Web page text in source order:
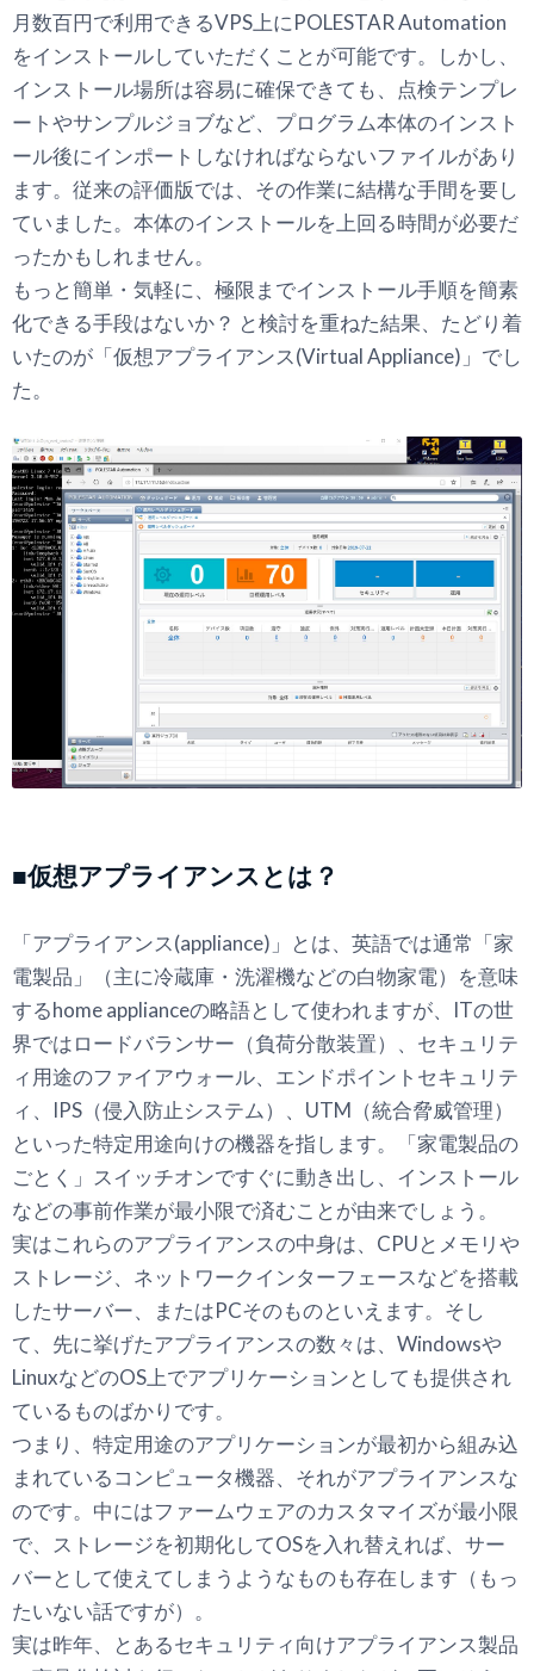
月数百円で利用できるVPS上にPOLESTAR Automation
をインストールしていただくことが可能です。しかし、
インストール場所は容易に確保できても、点検テンプレ
ートやサンプルジョブなど、プログラム本体のインスト
ール後にインポートしなければならないファイルがあり
ます。従来の評価版では、その作業に結構な手間を要し
ていました。本体のインストールを上回る時間が必要だ
ったかもしれません。
もっと簡単・気軽に、極限までインストール手順を簡素
化できる手段はないか？ と検討を重ねた結果、たどり着
いたのが「仮想アプライアンス(Virtual Appliance)」でし
た。
■仮想アプライアンスとは？
「アプライアンス(appliance)」とは、英語では通常「家
電製品」（主に冷蔵庫・洗濯機などの白物家電）を意味
するhome applianceの略語として使われますが、ITの世
界ではロードバランサー（負荷分散装置）、セキュリテ
ィ用途のファイアウォール、エンドポイントセキュリテ
ィ、IPS（侵入防止システム）、UTM（統合脅威管理）
といった特定用途向けの機器を指します。「家電製品の
ごとく」スイッチオンですぐに動き出し、インストール
などの事前作業が最小限で済むことが由来でしょう。
実はこれらのアプライアンスの中身は、CPUとメモリや
ストレージ、ネットワークインターフェースなどを搭載
したサーバー、またはPCそのものといえます。そし
て、先に挙げたアプライアンスの数々は、Windowsや
LinuxなどのOS上でアプリケーションとしても提供され
ているものばかりです。
つまり、特定用途のアプリケーションが最初から組み込
まれているコンピュータ機器、それがアプライアンスな
のです。中にはファームウェアのカスタマイズが最小限
で、ストレージを初期化してOSを入れ替えれば、サー
バーとして使えてしまうようなものも存在します（もっ
たいない話ですが）。
実は昨年、とあるセキュリティ向けアプライアンス製品